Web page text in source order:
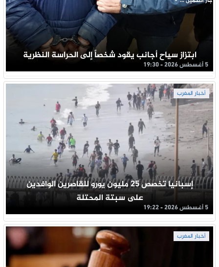
ابتزاز سياح أجانب يقود شخصاً إلى الحراسة النظرية
5 أغسطس 2026 - 19:30
أخبار المغرب
إسبانيا تخصص 25 مليون يورو للقاصرين الوافدين
على سبتة المحتلة
5 أغسطس 2026 - 19:22
أخبار المغرب